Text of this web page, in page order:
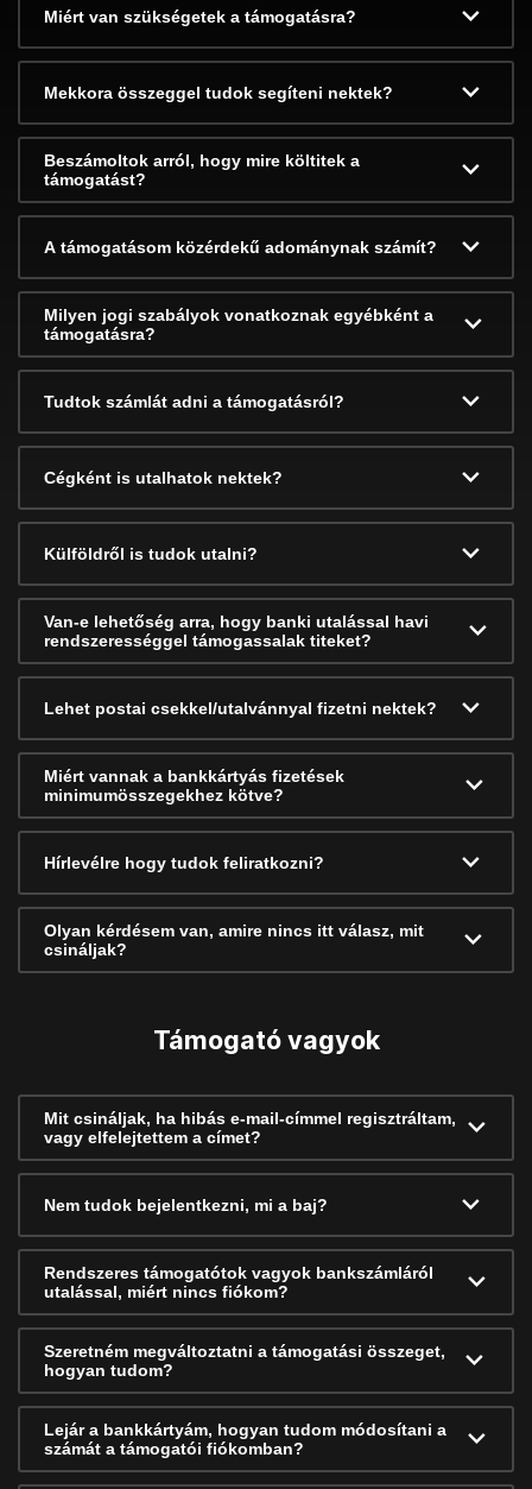
Miért van szükségetek a támogatásra?
Mekkora összeggel tudok segíteni nektek?
Beszámoltok arról, hogy mire költitek a
támogatást?
A támogatásom közérdekű adománynak számít?
Milyen jogi szabályok vonatkoznak egyébként a
támogatásra?
Tudtok számlát adni a támogatásról?
Cégként is utalhatok nektek?
Külföldről is tudok utalni?
Van-e lehetőség arra, hogy banki utalással havi
rendszerességgel támogassalak titeket?
Lehet postai csekkel/utalvánnyal fizetni nektek?
Miért vannak a bankkártyás fizetések
minimumösszegekhez kötve?
Hírlevélre hogy tudok feliratkozni?
Olyan kérdésem van, amire nincs itt válasz, mit
csináljak?
Támogató vagyok
Mit csináljak, ha hibás e-mail-címmel regisztráltam,
vagy elfelejtettem a címet?
Nem tudok bejelentkezni, mi a baj?
Rendszeres támogatótok vagyok bankszámláról
utalással, miért nincs fiókom?
Szeretném megváltoztatni a támogatási összeget,
hogyan tudom?
Lejár a bankkártyám, hogyan tudom módosítani a
számát a támogatói fiókomban?